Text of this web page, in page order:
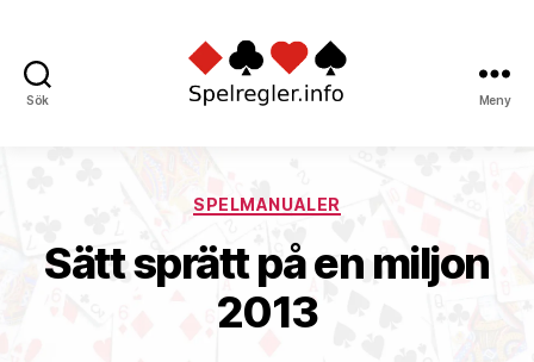
Sök Meny
Kategorier
SPELMANUALER
Sätt sprätt på en miljon
2013